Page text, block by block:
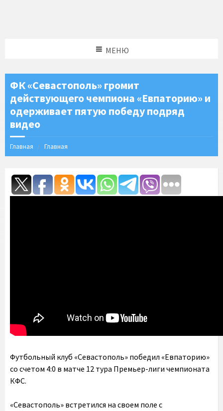
МЕНЮ
ФК «Севастополь» громит
действующего чемпиона «Евпаторию» и
одерживает пятую победу подряд
видео
Главная Главная
Футбольный клуб «Севастополь» победил «Евпаторию»
со счетом 4:0 в матче 12 тура Премьер-лиги чемпионата
КФС.
«Севастополь» встретился на своем поле с